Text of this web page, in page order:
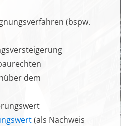
(bspw.
dem
(als Nachweis